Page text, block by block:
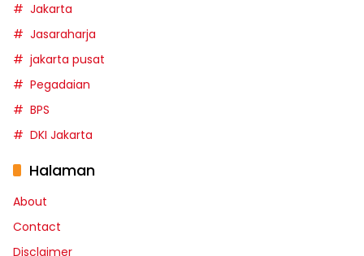
Jakarta
Jasaraharja
jakarta pusat
Pegadaian
BPS
DKI Jakarta
Halaman
About
Contact
Disclaimer